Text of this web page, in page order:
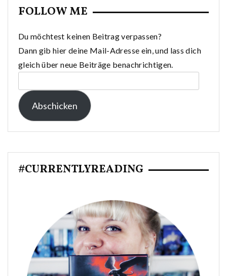
FOLLOW ME
Du möchtest keinen Beitrag verpassen?
Dann gib hier deine Mail-Adresse ein, und lass dich
gleich über neue Beiträge benachrichtigen.
Mail-
Adresse:
Abschicken
#CURRENTLYREADING